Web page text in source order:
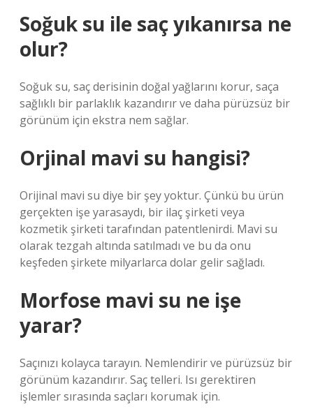
Soğuk su ile saç yıkanırsa ne
olur?
Soğuk su, saç derisinin doğal yağlarını korur, saça
sağlıklı bir parlaklık kazandırır ve daha pürüzsüz bir
görünüm için ekstra nem sağlar.
Orjinal mavi su hangisi?
Orijinal mavi su diye bir şey yoktur. Çünkü bu ürün
gerçekten işe yarasaydı, bir ilaç şirketi veya
kozmetik şirketi tarafından patentlenirdi. Mavi su
olarak tezgah altında satılmadı ve bu da onu
keşfeden şirkete milyarlarca dolar gelir sağladı.
Morfose mavi su ne işe
yarar?
Saçınızı kolayca tarayın. Nemlendirir ve pürüzsüz bir
görünüm kazandırır. Saç telleri. Isı gerektiren
işlemler sırasında saçları korumak için.